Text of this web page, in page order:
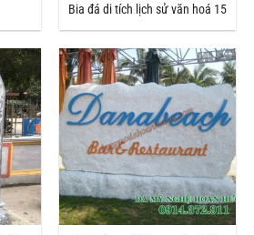
Bia đá di tích lịch sử văn hoá 15